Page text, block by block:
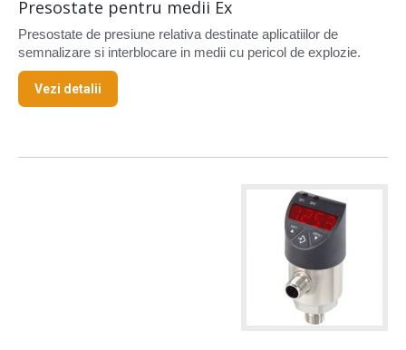
Presostate pentru medii Ex
Presostate de presiune relativa destinate aplicatiilor de
semnalizare si interblocare in medii cu pericol de explozie.
Vezi detalii